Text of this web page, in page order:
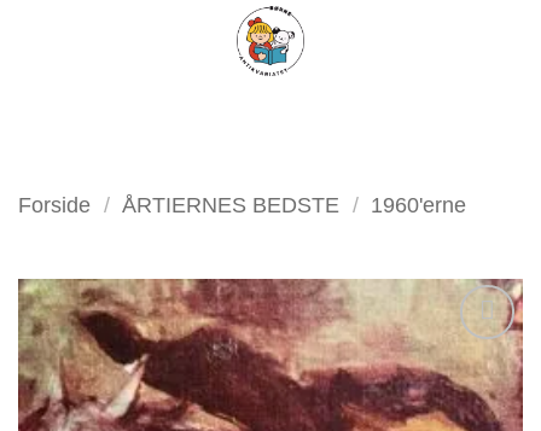
FILTER
Forside / ÅRTIERNES BEDSTE / 1960'erne
Tilføj
som
favorit